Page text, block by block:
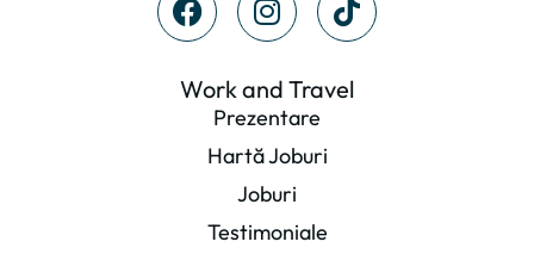
Work and Travel
Prezentare
Hartă Joburi
Joburi
Testimoniale